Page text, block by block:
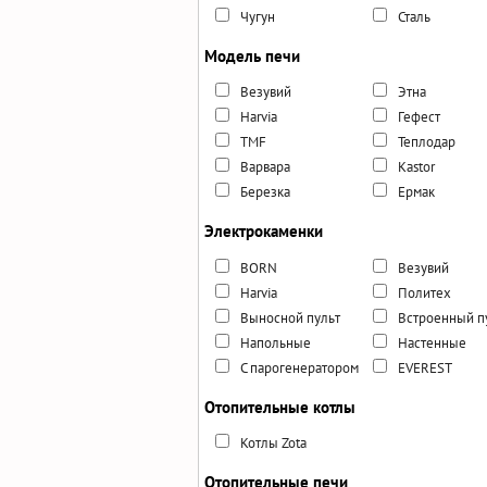
Чугун
Сталь
Модель печи
Везувий
Этна
Harvia
Гефест
TMF
Теплодар
Варвара
Kastor
Березка
Ермак
Электрокаменки
BORN
Везувий
Harvia
Политех
Выносной пульт
Встроенный
Напольные
Настенные
С парогенератором
EVEREST
Отопительные котлы
Котлы Zota
Отопительные печи